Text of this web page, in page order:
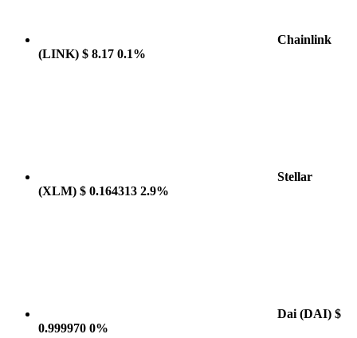
Chainlink
(LINK) $ 8.17 0.1%
Stellar
(XLM) $ 0.164313 2.9%
Dai (DAI) $
0.999970 0%